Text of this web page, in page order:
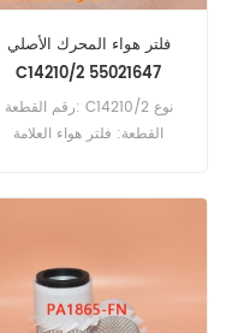
فلتر هواء المحرك الأصلي
C14210/2 55021647
رقم القطعة: C14210/2 نوع
القطعة: فلتر هواء العلامة